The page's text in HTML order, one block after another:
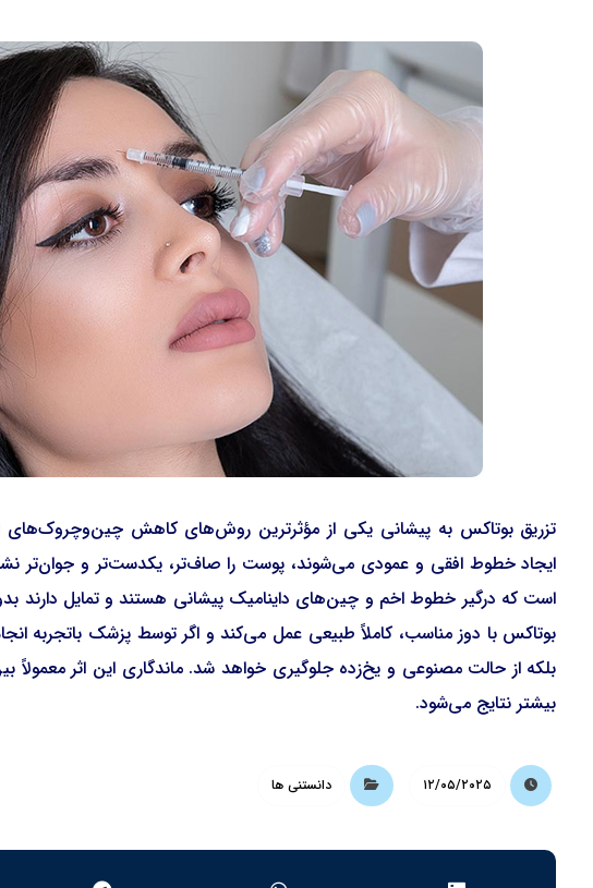
تزریق بوتاکس به پیشانی یکی از مؤثرترین روش‌های کاهش
ایجاد خطوط افقی و عمودی می‌شوند، پوست را صاف‌تر، یکدست‌تر و جوان‌تر
است که درگیر خطوط اخم و چین‌های داینامیک پیشانی هستند و تمایل دارند
بوتاکس با دوز مناسب، کاملاً طبیعی عمل می‌کند و اگر توسط پزشک باتجربه
بیشتر نتایج می‌شود.
۱۲/۰۵/۲۰۲۵ دانستنی ها